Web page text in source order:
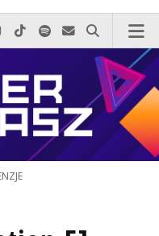
do nas zadzwoń
nas na Facebook-u
nas na X
Odwiedź nas na Instagram-ie
Odwiedź nas na TikTok-u
Szukaj nas na Spotify
Wyślij do nas
Szukaj